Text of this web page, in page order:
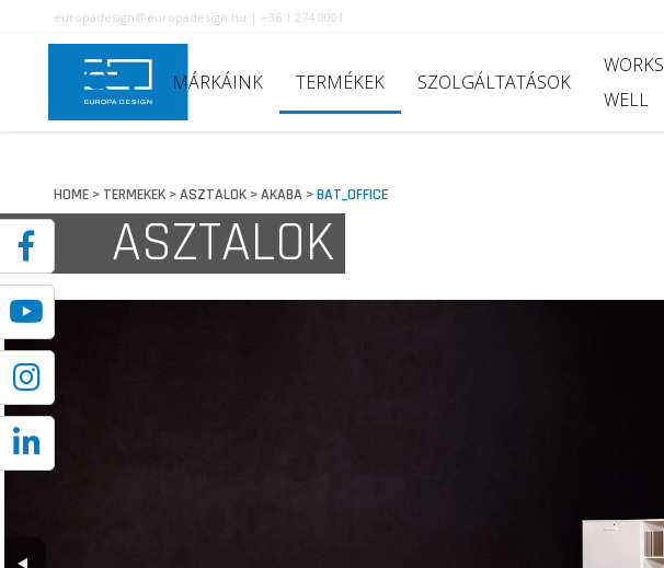
europadesign@europadesign.hu | +36 1 274 0001
MÁRKÁINK TERMÉKEK SZOLGÁLTATÁSOK
WORKS
WELL
HOME> TERMEKEK>ASZTALOK>AKABA>BAT_OFFICE
ASZTALOK